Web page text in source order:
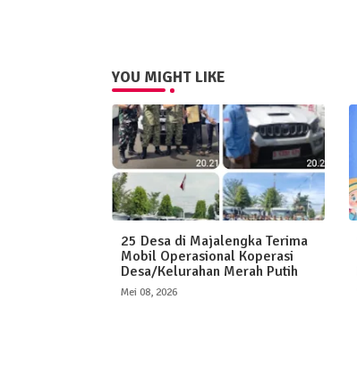
YOU MIGHT LIKE
25 Desa di Majalengka Terima
Mobil Operasional Koperasi
Desa/Kelurahan Merah Putih
Mei 08, 2026